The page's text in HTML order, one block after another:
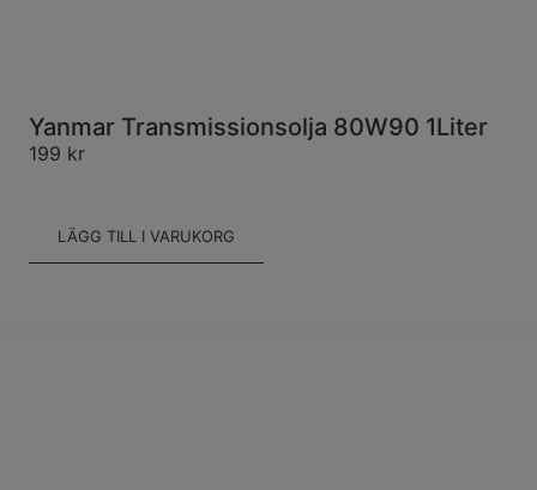
Yanmar Transmissionsolja 80W90 1Liter
199 kr
LÄGG TILL I VARUKORG